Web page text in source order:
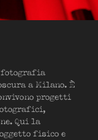
fotografia
a Milano. È
progetti
Qui la
fisico e